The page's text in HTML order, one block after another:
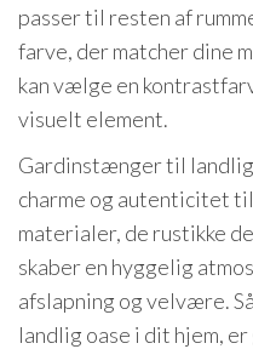
passer til resten af
farve, der matcher dine
kan vælge en
visuelt element.
Gardinstænger til
charme og autenticitet
materialer, de rustikke
skaber en hyggelig
afslapning og velvære.
landlig oase i dit hjem,